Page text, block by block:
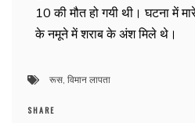
10 की मौत हो गयी थी। घटना में
के नमूने में शराब के अंश मिले थे।
रूस, विमान लापता
SHARE